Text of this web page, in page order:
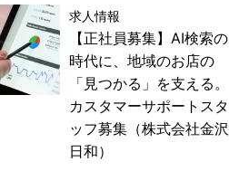
求人情報
【正社員募集】AI検索の
時代に、地域のお店の
「見つかる」を支える。
カスタマーサポートスタ
ッフ募集（株式会社金沢
日和）